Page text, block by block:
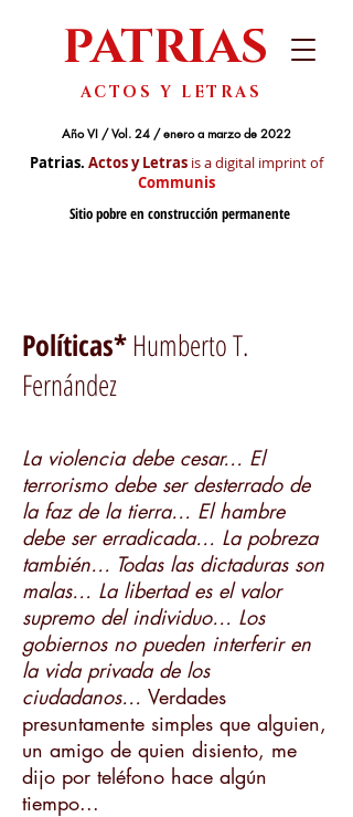
PATRIAS
Sitio pobre en construcción permanente
ACTOS Y LETRAS
Año VI / Vol. 24 / enero a marzo de 2022
Patrias. Actos y Letras is a digital imprint of
Communis
Políticas*Humberto T.
Fernández
La violencia debe cesar… El
terrorismo debe ser desterrado de
la faz de la tierra… El hambre
debe ser erradicada… La pobreza
también… Todas las dictaduras son
malas… La libertad es el valor
supremo del individuo… Los
gobiernos no pueden interferir en
la vida privada de los
ciudadanos… Verdades
presuntamente simples que alguien,
un amigo de quien disiento, me
dijo por teléfono hace algún
tiempo...